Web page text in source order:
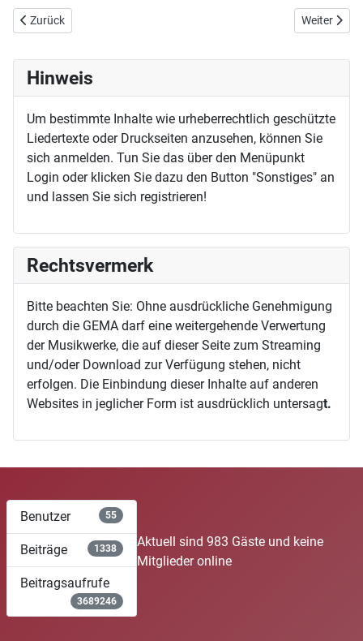
Vorheriger Beitrag: O Jesu Christ, meins Lebens Licht (Melodie EG
Zurück Nächster
Weiter
Hinweis
Um bestimmte Inhalte wie urheberrechtlich geschützte
Liedertexte oder Druckseiten anzusehen, können Sie
sich anmelden. Tun Sie das über den Menüpunkt
Login oder klicken Sie dazu den Button "Sonstiges" an
und lassen Sie sich registrieren!
Rechtsvermerk
Bitte beachten Sie: Ohne ausdrückliche Genehmigung
durch die GEMA darf eine weitergehende Verwertung
der Musikwerke, die auf dieser Seite zum Streaming
und/oder Download zur Verfügung stehen, nicht
erfolgen. Die Einbindung dieser Inhalte auf anderen
Websites in jeglicher Form ist ausdrücklich untersagt.
Benutzer 55
Beiträge 1338
Beitragsaufrufe
3689246
Aktuell sind 983 Gäste und keine
Mitglieder online